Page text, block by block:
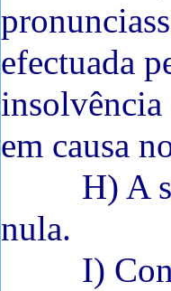
efectuada
insolvência
em causa
H) A
nula.
I)